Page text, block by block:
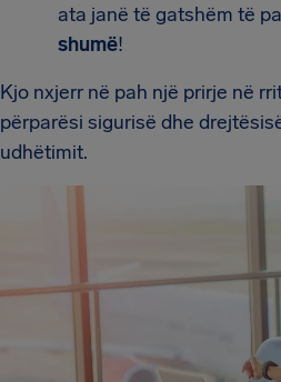
ata janë të gatshëm të
shumë!
Kjo nxjerr në pah një prirje në
përparësi sigurisë dhe
udhëtimit.